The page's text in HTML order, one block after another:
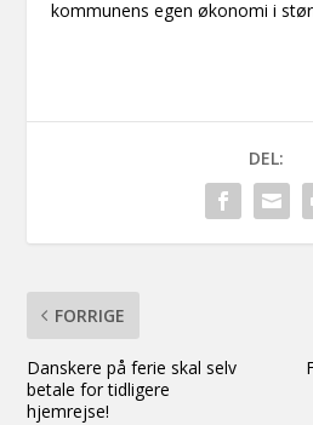
kommunens egen økonomi i
DEL:
FORRIGE
Danskere på ferie skal selv
betale for tidligere
hjemrejse!